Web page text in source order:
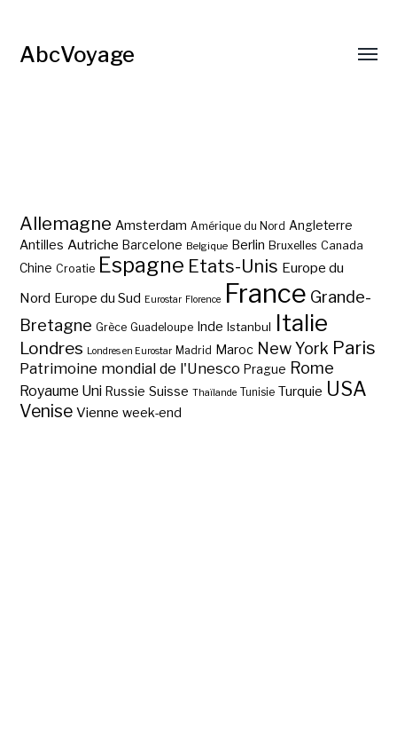
AbcVoyage
Allemagne Amsterdam Amérique du Nord Angleterre
Antilles Autriche Barcelone Belgique Berlin Bruxelles Canada
Chine Croatie Espagne Etats-Unis Europe du
Nord Europe du Sud Eurostar Florence France Grande-
Bretagne Grèce Guadeloupe Inde Istanbul Italie
Londres Londres en Eurostar Madrid Maroc New York Paris
Patrimoine mondial de l'Unesco Prague Rome
Royaume Uni Russie Suisse Thaïlande Tunisie Turquie USA
Venise Vienne week-end
Des hôtels pas